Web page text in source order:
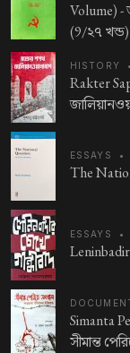
Volume) -
(9/২৭ খন্ড)
HISTORY •
Rakter
ESSAYS •
The
ESSAYS •
Simanta
সীমান্ত